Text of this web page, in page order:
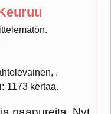
1173 kertaa